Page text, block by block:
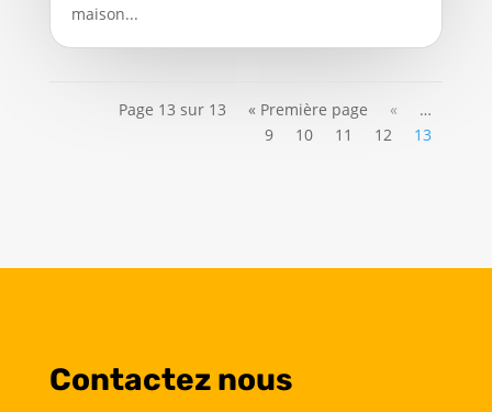
maison...
Page 13 sur 13 « Première page «
…
9
10 11 12 13
Contactez nous